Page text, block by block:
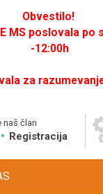
Obvestilo!
poslovala
-12:00h
za
naš član
Registracija